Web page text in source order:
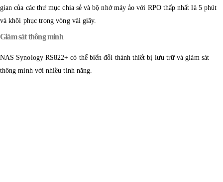
gian của các thư mục chia sẻ và bộ nhớ máy ảo với RPO thấp nhất là 5 phút
và khôi phục trong vòng vài giây.
Giám sát thông minh
NAS Synology RS822+ có thể biến đổi thành thiết bị lưu trữ và giám sát
thông minh với nhiều tính năng.